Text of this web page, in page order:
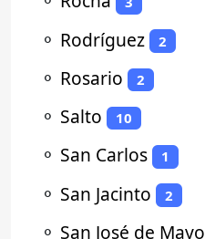
⚬ Rodríguez 2
⚬ Rosario 2
⚬ Salto 10
⚬ San Carlos 1
⚬ San Jacinto 2
⚬ San José de Mayo